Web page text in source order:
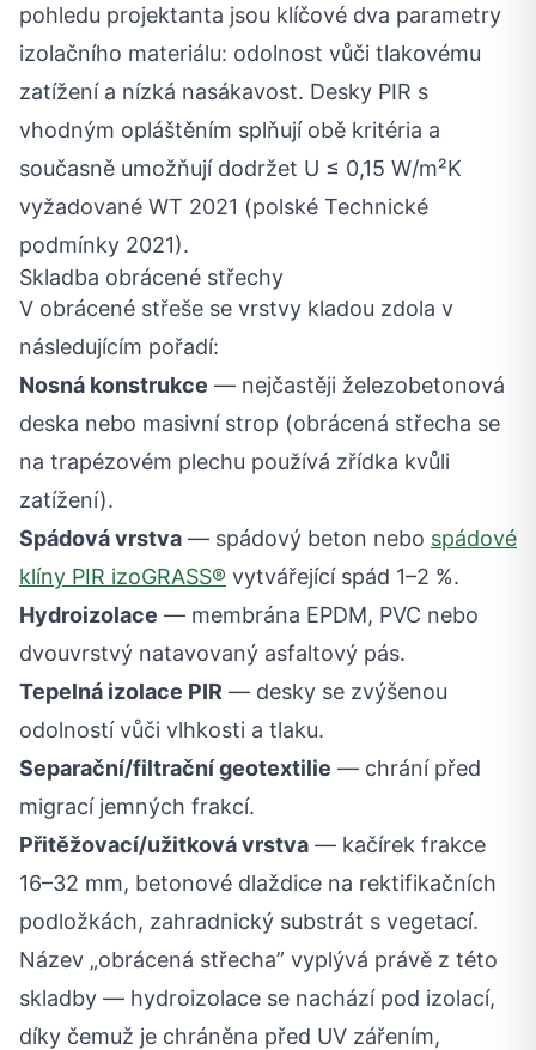
pohledu projektanta jsou klíčové dva parametry
izolačního materiálu: odolnost vůči tlakovému
zatížení a nízká nasákavost. Desky PIR s
vhodným opláštěním splňují obě kritéria a
současně umožňují dodržet U ≤ 0,15 W/m²K
vyžadované WT 2021 (polské Technické
podmínky 2021).
Skladba obrácené střechy
V obrácené střeše se vrstvy kladou zdola v
následujícím pořadí:
Nosná konstrukce — nejčastěji železobetonová
deska nebo masivní strop (obrácená střecha se
na trapézovém plechu používá zřídka kvůli
zatížení).
Spádová vrstva — spádový beton nebo spádové
klíny PIR izoGRASS® vytvářející spád 1–2 %.
Hydroizolace — membrána EPDM, PVC nebo
dvouvrstvý natavovaný asfaltový pás.
Tepelná izolace PIR — desky se zvýšenou
odolností vůči vlhkosti a tlaku.
Separační/filtrační geotextilie — chrání před
migrací jemných frakcí.
Přitěžovací/užitková vrstva — kačírek frakce
16–32 mm, betonové dlaždice na rektifikačních
podložkách, zahradnický substrát s vegetací.
Název „obrácená střecha” vyplývá právě z této
skladby — hydroizolace se nachází pod izolací,
díky čemuž je chráněna před UV zářením,